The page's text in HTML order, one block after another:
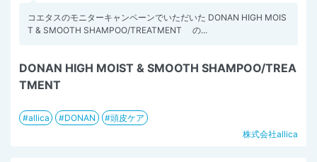
コエタスのモニターキャンペーンでいただいた DONAN HIGH MOIS
T & SMOOTH SHAMPOO/TREATMENT の...
DONAN HIGH MOIST & SMOOTH SHAMPOO/TREA
TMENT
allica DONAN
頭皮ケア
株式会社allica